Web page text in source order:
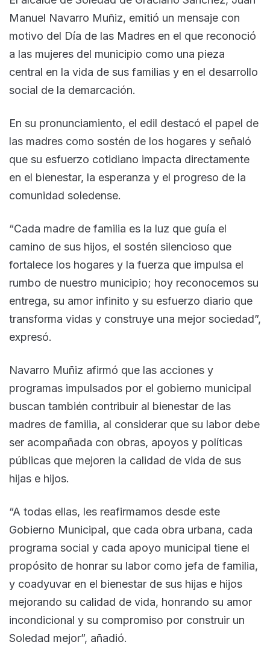
Manuel Navarro Muñiz, emitió un mensaje con
motivo del Día de las Madres en el que reconoció
a las mujeres del municipio como una pieza
central en la vida de sus familias y en el desarrollo
social de la demarcación.
En su pronunciamiento, el edil destacó el papel de
las madres como sostén de los hogares y señaló
que su esfuerzo cotidiano impacta directamente
en el bienestar, la esperanza y el progreso de la
comunidad soledense.
“Cada madre de familia es la luz que guía el
camino de sus hijos, el sostén silencioso que
fortalece los hogares y la fuerza que impulsa el
rumbo de nuestro municipio; hoy reconocemos su
entrega, su amor infinito y su esfuerzo diario que
transforma vidas y construye una mejor sociedad”,
expresó.
Navarro Muñiz afirmó que las acciones y
programas impulsados por el gobierno municipal
buscan también contribuir al bienestar de las
madres de familia, al considerar que su labor debe
ser acompañada con obras, apoyos y políticas
públicas que mejoren la calidad de vida de sus
hijas e hijos.
“A todas ellas, les reafirmamos desde este
Gobierno Municipal, que cada obra urbana, cada
programa social y cada apoyo municipal tiene el
propósito de honrar su labor como jefa de familia,
y coadyuvar en el bienestar de sus hijas e hijos
mejorando su calidad de vida, honrando su amor
incondicional y su compromiso por construir un
Soledad mejor”, añadió.